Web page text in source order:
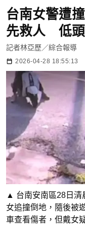
台南女警遭
先救人 低頭
記者林亞歷／綜合報導
2026-04-28 18:55:13
▲ 台南安南區28日清
女追撞倒地，隨後被
車查看傷者，但戴女